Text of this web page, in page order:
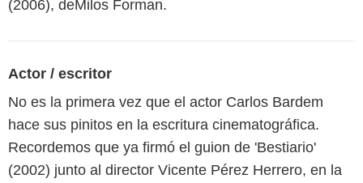
(2006), deMilos Forman.
Actor / escritor
No es la primera vez que el actor Carlos Bardem
hace sus pinitos en la escritura cinematográfica.
Recordemos que ya firmó el guion de 'Bestiario'
(2002) junto al director Vicente Pérez Herrero, en la